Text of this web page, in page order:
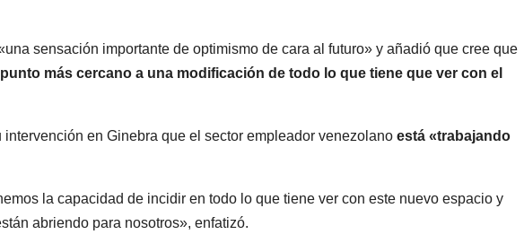
sensación importante de optimismo de cara al futuro» y añadió que cree que
más cercano a una modificación de todo lo que tiene que ver con el
en Ginebra que el sector empleador venezolano está «trabajando
la capacidad de incidir en todo lo que tiene ver con este nuevo espacio y
abriendo para nosotros», enfatizó.